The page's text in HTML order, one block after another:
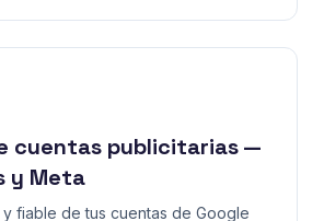
cuentas publicitarias —
y Meta
fiable de tus cuentas de Google